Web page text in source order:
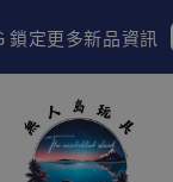
鎖定更多新品資訊